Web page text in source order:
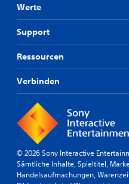
t
g
n
F
u
r
e
Werte
Support
Ressourcen
Verbinden
© 2026 Sony Interactive
Sämtliche Inhalte, Spieltitel,
Handelsaufmachungen,